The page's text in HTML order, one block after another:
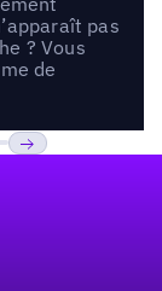
pas
? Vous
de